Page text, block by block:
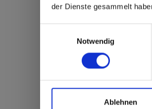
der Dienste gesammelt
Notwendig
Ablehnen
and the rest of the
Click here to go